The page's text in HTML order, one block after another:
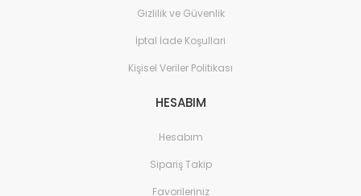
Gizlilik ve Güvenlik
İptal İade Koşullari
Kişisel Veriler Politikası
HESABIM
Hesabım
Sipariş Takip
Favorileriniz